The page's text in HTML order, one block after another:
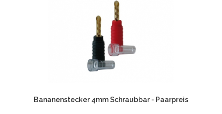
Bananenstecker 4mm Schraubbar - Paarpreis